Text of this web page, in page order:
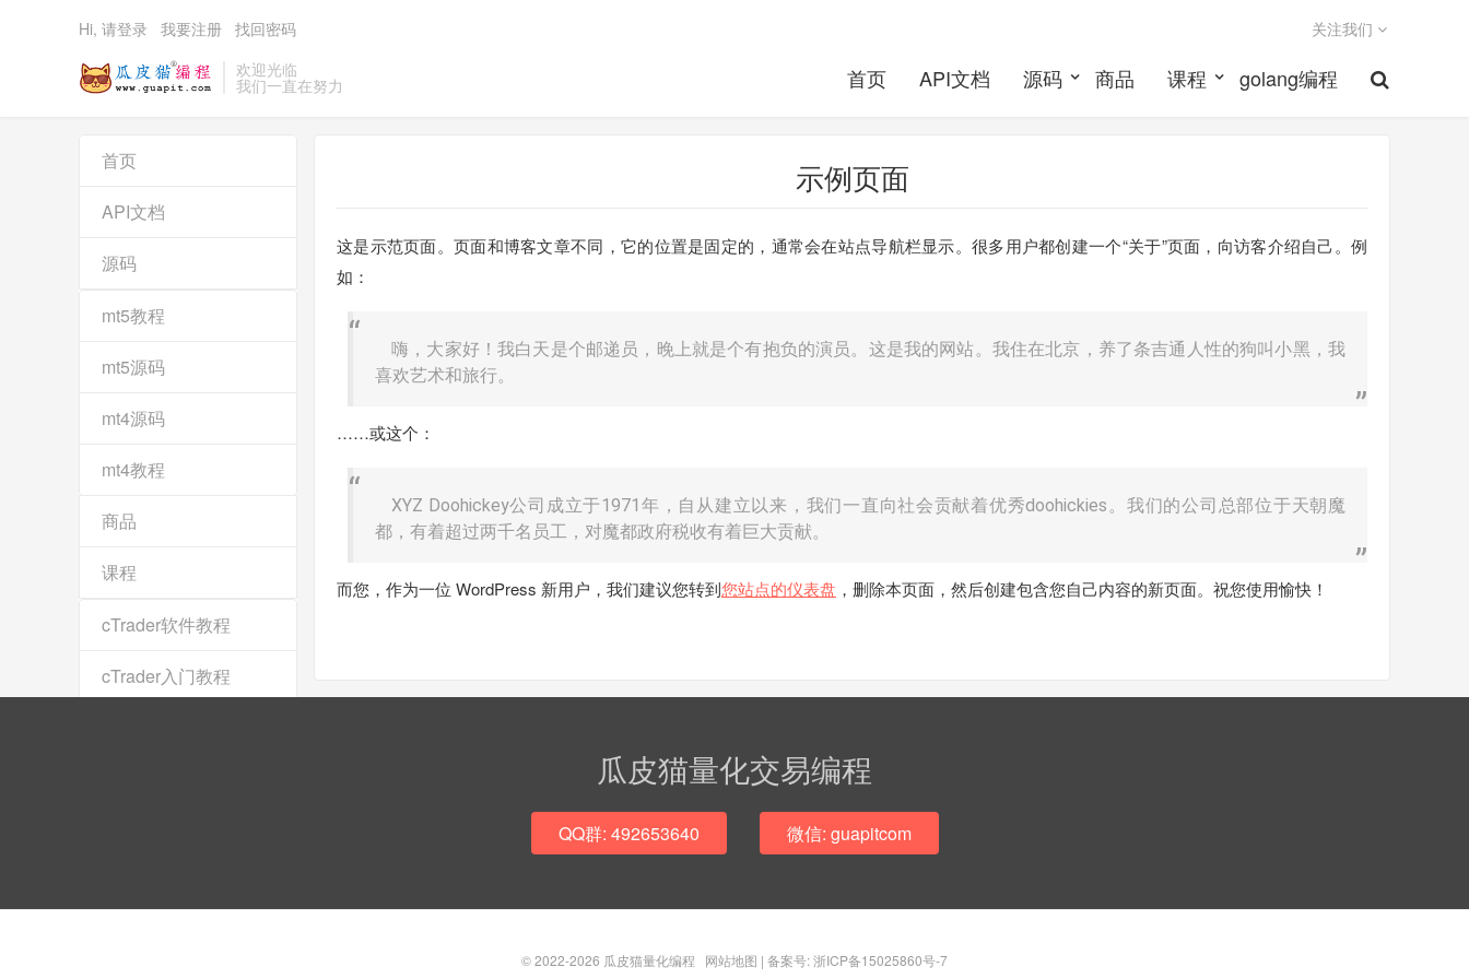
欢迎光临
我们一直在努力 首页 API文档 源码 商品 课程 golang编程
关注我们
Hi, 请登录 我要注册 找回密码
首页
API文档
源码
mt5教程
mt5源码
mt4源码
mt4教程
商品
课程
cTrader软件教程
cTrader入门教程
示例页面
这是示范页面。页面和博客文章不同，它的位置是固定的，通常会在站点导航栏显示。很多用户都创建一个“关于”页面，向访客介绍自己。例
如：
嗨，大家好！我白天是个邮递员，晚上就是个有抱负的演员。这是我的网站。我住在北京，养了条吉通人性的狗叫小黑，我
喜欢艺术和旅行。
……或这个：
XYZ Doohickey公司成立于1971年，自从建立以来，我们一直向社会贡献着优秀doohickies。我们的公司总部位于天朝魔
都，有着超过两千名员工，对魔都政府税收有着巨大贡献。
而您，作为一位 WordPress 新用户，我们建议您转到您站点的仪表盘 ，删除本页面，然后创建包含您自己内容的新页面。祝您使用愉快！
瓜皮猫量化交易编程
QQ群: 492653640 微信: guapitcom
© 2022-2026 瓜皮猫量化编程 网站地图 | 备案号: 浙ICP备15025860号-7